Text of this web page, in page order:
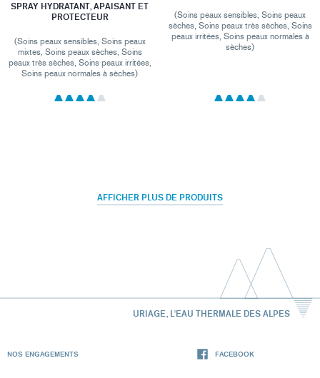
SPRAY HYDRATANT, APAISANT ET
PROTECTEUR
(Soins peaux sensibles, Soins peaux
mixtes, Soins peaux sèches, Soins
peaux très sèches, Soins peaux irritées,
Soins peaux normales à sèches)
(Soins peaux sensibles, Soins peaux
sèches, Soins peaux très sèches, Soins
peaux irritées, Soins peaux normales à
sèches)
AFFICHER PLUS DE PRODUITS
URIAGE, L'EAU THERMALE DES ALPES
NOS ENGAGEMENTS FACEBOOK